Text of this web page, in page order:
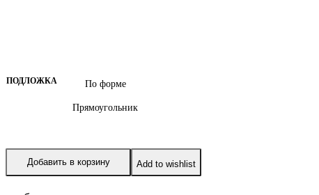
ПОДЛОЖКА По форме
Прямоугольник
Добавить в корзину Add to wishlist